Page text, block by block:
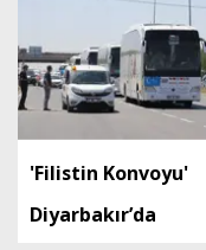
'Filistin Konvoyu'
Diyarbakır’da